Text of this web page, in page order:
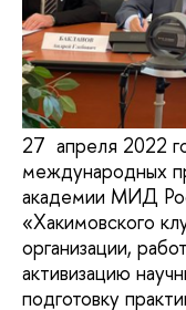
27 апреля 2022
международных
академии МИД
«Хакимовского
организации,
активизацию
подготовку